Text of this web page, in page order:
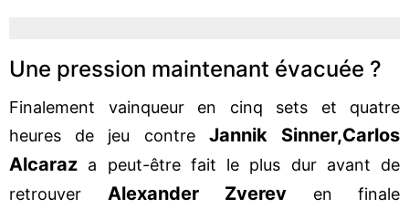
Une pression maintenant évacuée ?
Finalement vainqueur en cinq sets et quatre
heures de jeu contre Jannik Sinner,Carlos
Alcaraz a peut-être fait le plus dur avant de
retrouver Alexander Zverev en finale